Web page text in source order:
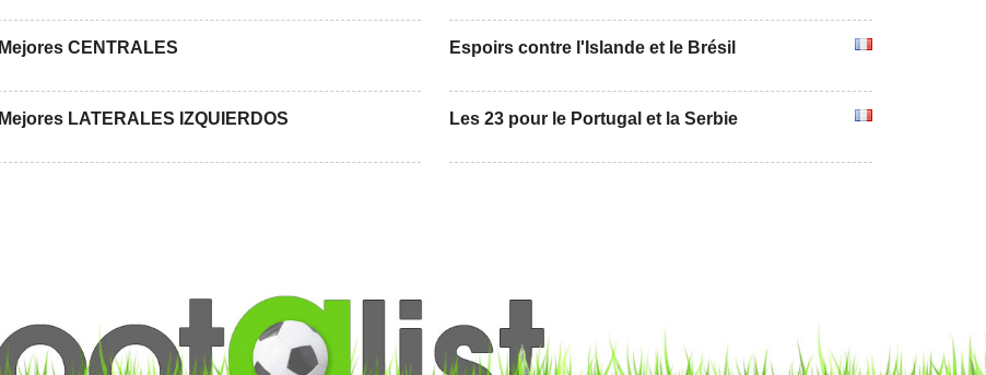
Mejores CENTRALES
Mejores LATERALES IZQUIERDOS
Espoirs contre l'Islande et le Brésil
Les 23 pour le Portugal et la Serbie